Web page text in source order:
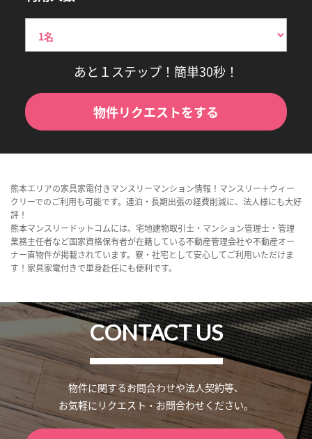
あと１ステップ！簡単30秒！
物件リクエストをする
熊本エリアの家具家電付きマンスリーマンション情報！マンスリー＋ウィー
クリーでのご利用も可能です。連泊・長期出張の経費削減に、法人様にも大好
評！
熊本マンスリードットコムには、宅地建物取引士・マンション管理士・管理
業務主任者など国家資格保有者が在籍している不動産管理会社や不動産オー
ナー直物件が掲載されています。寮・社宅として安心してご利用いただけま
す！家具家電付きで単身赴任にも便利です。
CONTACT US
物件に関するお問合わせや法人契約等、
お気軽にリクエスト・お問合わせください。